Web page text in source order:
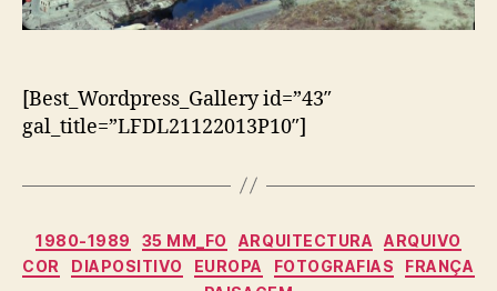
[Best_Wordpress_Gallery id=”43″
gal_title=”LFDL21122013P10″]
Categorias
1980-1989 35 MM_FO ARQUITECTURA
ARQUIVO
COR
DIAPOSITIVO EUROPA FOTOGRAFIAS
FRANÇA